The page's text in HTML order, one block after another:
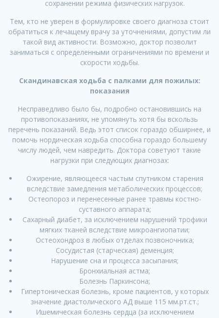
сохранении режима физических нагрузок.
Тем, кто не уверен в формулировке своего диагноза стоит
обратиться к лечащему врачу за уточнениями, допустим ли
такой вид активности. Возможно, доктор позволит
заниматься с определенными ограничениями по времени и
скорости ходьбы.
Скандинавская ходьба с палками для пожилых:
показания
Несправедливо было бы, подробно остановившись на
противопоказаниях, не упомянуть хотя бы вскользь
перечень показаний. Ведь этот список гораздо обширнее, и
помочь нордическая ходьба способна гораздо большему
числу людей, чем навредить. Доктора советуют такие
нагрузки при следующих диагнозах:
Ожирение, являющееся частым спутником старения
вследствие замедления метаболических процессов;
Остеопороз и перенесенные ранее травмы костно-
суставного аппарата;
Сахарный диабет, за исключением нарушений трофики
мягких тканей вследствие микроангиопатии;
Остеохондроз в любых отделах позвоночника;
Сосудистая (старческая) деменция;
Нарушение сна и процесса засыпания;
Бронхиальная астма;
Болезнь Паркинсона;
Гипертоническая болезнь, кроме пациентов, у которых
значение диастолического АД выше 115 мм.рт.ст.;
Ишемическая болезнь сердца (за исключением